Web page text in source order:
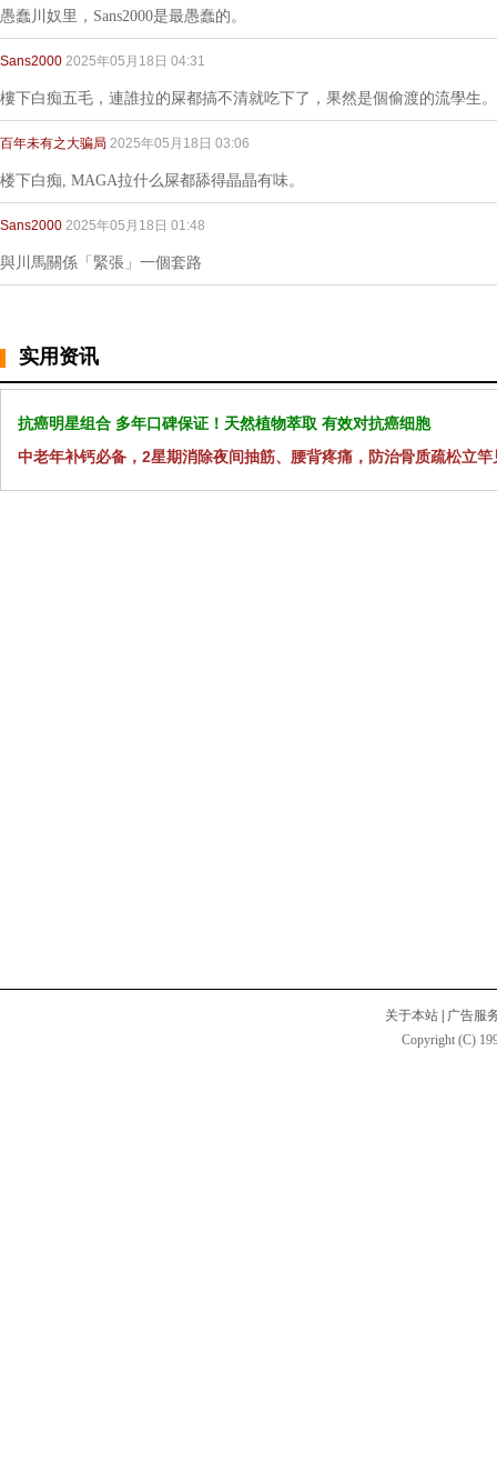
愚蠢川奴里，Sans2000是最愚蠢的。
Sans2000 2025年05月18日 04:31
樓下白痴五毛，連誰拉的屎都搞不清就吃下了，果然是個偷渡的流學生。
百年未有之大骗局 2025年05月18日 03:06
楼下白痴, MAGA拉什么屎都舔得晶晶有味。
Sans2000 2025年05月18日 01:48
與川馬關係「緊張」一個套路
实用资讯
抗癌明星组合 多年口碑保证！天然植物萃取 有效对抗癌细胞
中老年补钙必备，2星期消除夜间抽筋、腰背疼痛，防治骨质疏松立竿
关于本站
广告服
Copyright (C)